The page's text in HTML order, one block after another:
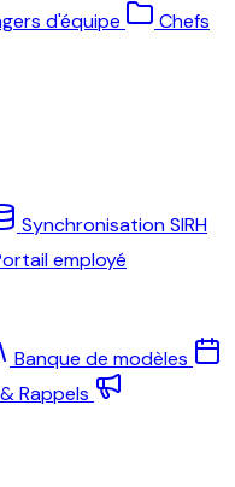
d'équipe
Chefs
Synchronisation SIRH
employé
Banque de modèles
Rappels